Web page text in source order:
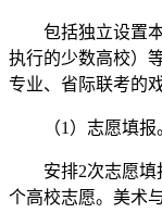
包括独立设置本
执行的少数高校）
专业、省际联考的
（1）志愿填报
安排2次志愿填
个高校志愿。美术